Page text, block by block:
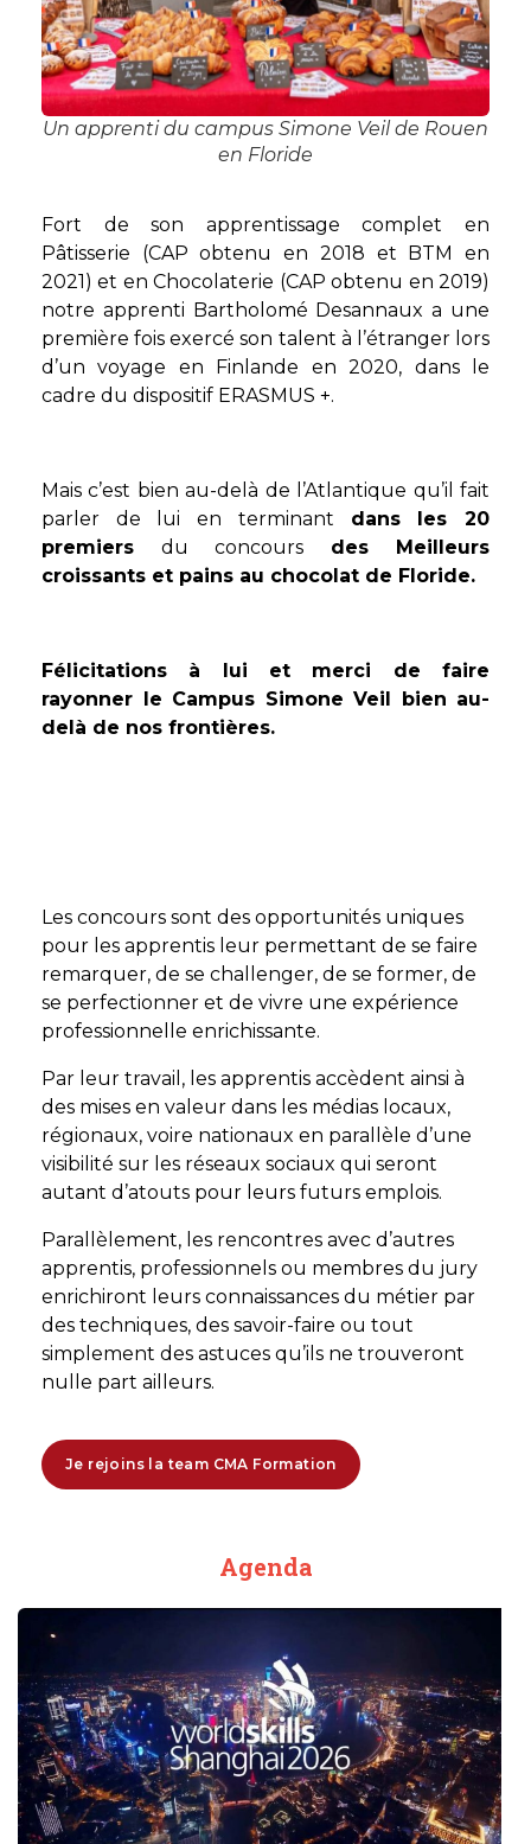
Un apprenti du campus Simone Veil de Rouen
en Floride
Fort de son apprentissage complet en
Pâtisserie (CAP obtenu en 2018 et BTM en
2021) et en Chocolaterie (CAP obtenu en 2019)
notre apprenti Bartholomé Desannaux a une
première fois exercé son talent à l’étranger lors
d’un voyage en Finlande en 2020, dans le
cadre du dispositif ERASMUS +.
Mais c’est bien au-delà de l’Atlantique qu’il fait
parler de lui en terminant dans les 20
premiers du concours des Meilleurs
croissants et pains au chocolat de Floride.
Félicitations à lui et merci de faire
rayonner le Campus Simone Veil bien au-
delà de nos frontières.
Les concours sont des opportunités uniques
pour les apprentis leur permettant de se faire
remarquer, de se challenger, de se former, de
se perfectionner et de vivre une expérience
professionnelle enrichissante.
Par leur travail, les apprentis accèdent ainsi à
des mises en valeur dans les médias locaux,
régionaux, voire nationaux en parallèle d’une
visibilité sur les réseaux sociaux qui seront
autant d’atouts pour leurs futurs emplois.
Parallèlement, les rencontres avec d’autres
apprentis, professionnels ou membres du jury
enrichiront leurs connaissances du métier par
des techniques, des savoir-faire ou tout
simplement des astuces qu’ils ne trouveront
nulle part ailleurs.
Je rejoins la team CMA Formation
Agenda